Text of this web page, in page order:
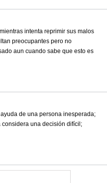
intenta reprimir sus malos
preocupantes pero no
aun cuando sabe que esto es
de una persona inesperada;
considera una decisión difícil;